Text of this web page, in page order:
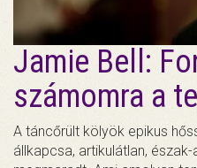
Jamie Bell:
számomra a
A táncőrült kölyök epikus
állkapcsa, artikulátlan,